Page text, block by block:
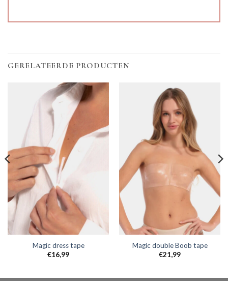
GERELATEERDE PRODUCTEN
Magic dress tape
€16,99
Magic double Boob tape
€21,99